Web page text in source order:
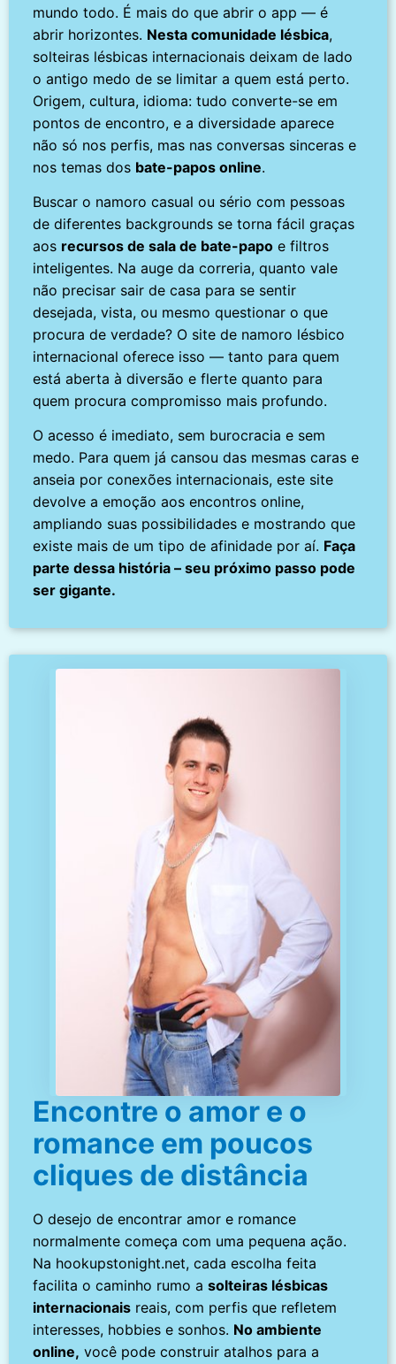
mundo todo. É mais do que abrir o app — é
abrir horizontes. Nesta comunidade lésbica,
solteiras lésbicas internacionais deixam de lado
o antigo medo de se limitar a quem está perto.
Origem, cultura, idioma: tudo converte-se em
pontos de encontro, e a diversidade aparece
não só nos perfis, mas nas conversas sinceras e
nos temas dos bate-papos online.
Buscar o namoro casual ou sério com pessoas
de diferentes backgrounds se torna fácil graças
aos recursos de sala de bate-papo e filtros
inteligentes. Na auge da correria, quanto vale
não precisar sair de casa para se sentir
desejada, vista, ou mesmo questionar o que
procura de verdade? O site de namoro lésbico
internacional oferece isso — tanto para quem
está aberta à diversão e flerte quanto para
quem procura compromisso mais profundo.
O acesso é imediato, sem burocracia e sem
medo. Para quem já cansou das mesmas caras e
anseia por conexões internacionais, este site
devolve a emoção aos encontros online,
ampliando suas possibilidades e mostrando que
existe mais de um tipo de afinidade por aí. Faça
parte dessa história – seu próximo passo pode
ser gigante.
Encontre o amor e o
romance em poucos
cliques de distância
O desejo de encontrar amor e romance
normalmente começa com uma pequena ação.
Na hookupstonight.net, cada escolha feita
facilita o caminho rumo asolteiras lésbicas
internacionais reais, com perfis que refletem
interesses, hobbies e sonhos. No ambiente
online, você pode construir atalhos para a